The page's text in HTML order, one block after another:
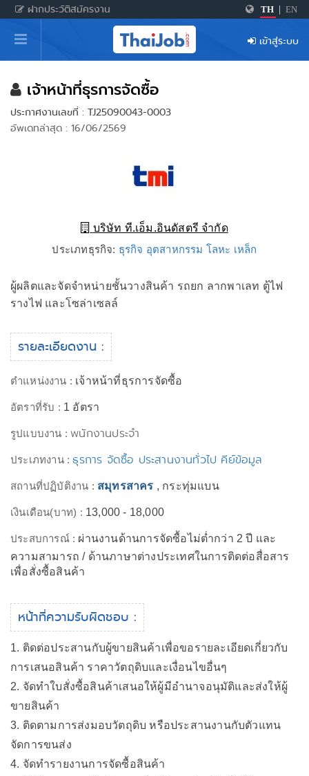
ฝากประวัติสมัครงาน TH EN
หน้าหลัก
ผู้สมัครงาน: เข้าสู่ระบบ
ฝากประวัติสมัครงาน
เกร็ดความรู้
สำหรับผู้ประกอบการ
เข้าสู่ระบบ
เจ้าหน้าที่ธุรการจัดซื้อ
ประกาศงานเลขที่ : TJ25090043-0003
อัพเดทล่าสุด : 16/06/2569
บริษัท ที.เอ็ม.อินดัสตรี จำกัด
ประเภทธุรกิจ: ธุรกิจ อุตสาหกรรม โลหะ เหล็ก
ผู้ผลิตและจัดจำหน่ายชั้นวางสินค้า รถยก ลากพาเลท ตู้ไฟ
รางไฟ และโซล่าเซลล์
รายละเอียดงาน :
ตำแหน่งงาน : เจ้าหน้าที่ธุรการจัดซื้อ
อัตราที่รับ : 1 อัตรา
รูปแบบงาน :พนักงานประจำ
ประเภทงาน :ธุรการ จัดซื้อ ประสานงานทั่วไป คีย์ข้อมูล
สถานที่ปฏิบัติงาน : สมุทรสาคร , กระทุ่มแบน
เงินเดือน(บาท) : 13,000 - 18,000
ประสบการณ์ : ผ่านงานด้านการจัดซื้อไม่ต่ำกว่า 2 ปี และ
ความสามารถ / ด้านภาษาต่างประเทศในการติดต่อสื่อสาร
เพื่อสั่งซื้อสินค้า
หน้าที่ความรับผิดชอบ :
1. ติดต่อประสานกับผู้ขายสินค้าเพื่อขอรายละเอียดเกี่ยวกับ
การเสนอสินค้า ราคาวัตถุดิบและเงื่อนไขอื่นๆ
2. จัดทำใบสั่งซื้อสินค้าเสนอให้ผู้มีอำนาจอนุมัติและส่งให้ผู้
ขายสินค้า
3. ติดตามการส่งมอบวัตถุดิบ หรือประสานงานกับตัวแทน
จัดการขนส่ง
4. จัดทำรายงานการจัดซื้อสินค้า